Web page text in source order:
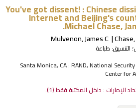
You've got dissent! : Chinese
Internet and Beijing's
Michael Chase,
Mulvenon, James C
؛ التنسيق: طباعة
Santa Monica, CA : RAND, National
Center for
الإمارات : داخل المكتبة فقط(1).